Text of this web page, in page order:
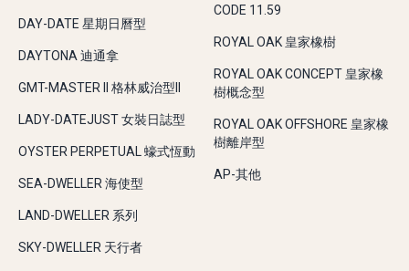
DAY-DATE 星期日曆型
DAYTONA 迪通拿
GMT-MASTER II 格林威治型II
LADY-DATEJUST 女裝日誌型
OYSTER PERPETUAL 蠔式恆動
SEA-DWELLER 海使型
LAND-DWELLER 系列
SKY-DWELLER 天行者
CODE 11.59
ROYAL OAK 皇家橡樹
ROYAL OAK CONCEPT 皇家橡
樹概念型
ROYAL OAK OFFSHORE 皇家橡
樹離岸型
AP-其他